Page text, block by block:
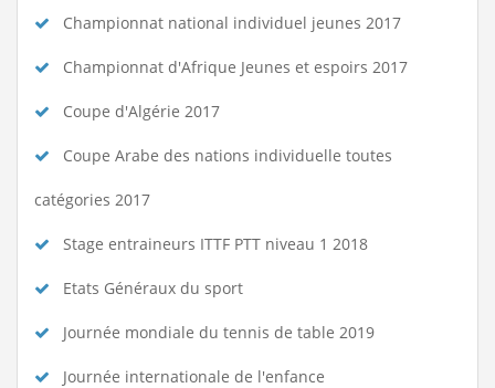
Championnat national individuel jeunes 2017
Championnat d'Afrique Jeunes et espoirs 2017
Coupe d'Algérie 2017
Coupe Arabe des nations individuelle toutes
catégories 2017
Stage entraineurs ITTF PTT niveau 1 2018
Etats Généraux du sport
Journée mondiale du tennis de table 2019
Journée internationale de l'enfance